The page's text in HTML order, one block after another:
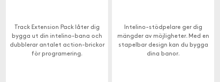
Track Extension Pack låter dig
bygga ut din intelino-bana och
dubblerar antalet action-brickor
för programering.
Intelino-stödpelare ger dig
mängder av möjligheter. Med en
stapelbar design kan du bygga
dina banor.